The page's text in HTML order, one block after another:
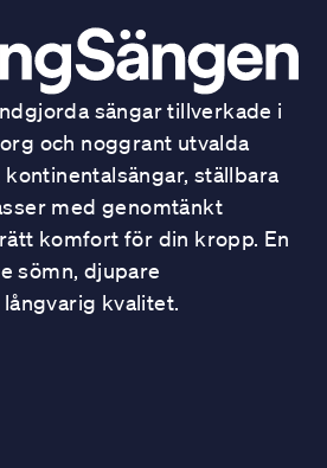
sängar tillverkade i
och noggrant utvalda
ställbara
med genomtänkt
komfort för din kropp. En
sömn, djupare
kvalitet.